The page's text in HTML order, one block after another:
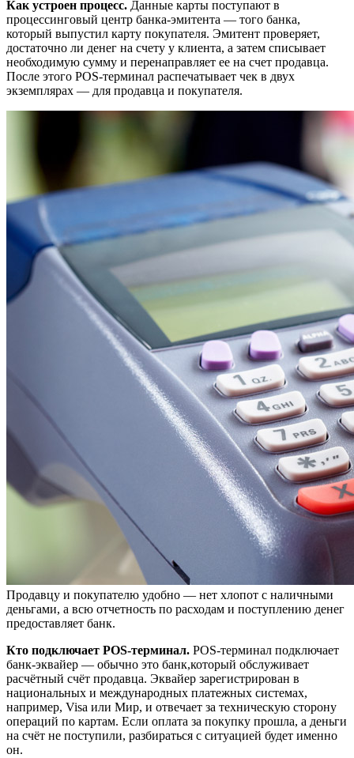
Как устроен процесс. Данные карты поступают в
процессинговый центр банка-эмитента — того банка,
который выпустил карту покупателя. Эмитент проверяет,
достаточно ли денег на счету у клиента, а затем списывает
необходимую сумму и перенаправляет ее на счет продавца.
После этого POS-терминал распечатывает чек в двух
экземплярах — для продавца и покупателя.
Продавцу и покупателю удобно — нет хлопот с наличными
деньгами, а всю отчетность по расходам и поступлению денег
предоставляет банк.
Кто подключает POS-терминал. POS-терминал подключает
банк-эквайер — обычно это банк,который обслуживает
расчётный счёт продавца. Эквайер зарегистрирован в
национальных и международных платежных системах,
например, Visa или Мир, и отвечает за техническую сторону
операций по картам. Если оплата за покупку прошла, а деньги
на счёт не поступили, разбираться с ситуацией будет именно
он.